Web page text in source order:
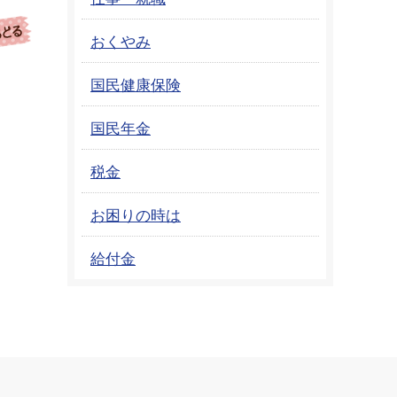
おくやみ
国民健康保険
国民年金
税金
お困りの時は
給付金